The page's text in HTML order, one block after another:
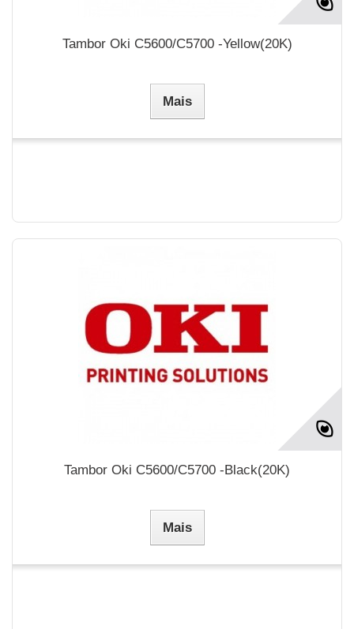
Tambor Oki C5600/C5700 -Yellow(20K)
Mais
Tambor Oki C5600/C5700 -Black(20K)
Mais